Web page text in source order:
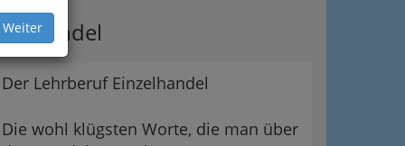
Handel
Der Lehrberuf Einzelhandel
Die wohl klügsten Worte, die man über